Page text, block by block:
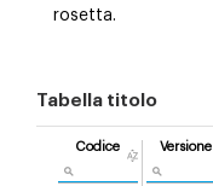
rosetta.
Tabella titolo
Codice Versione